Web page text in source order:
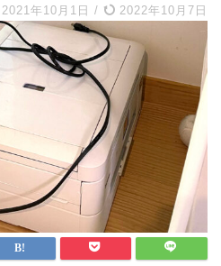
2021年10月1日 / 2022年10月7日